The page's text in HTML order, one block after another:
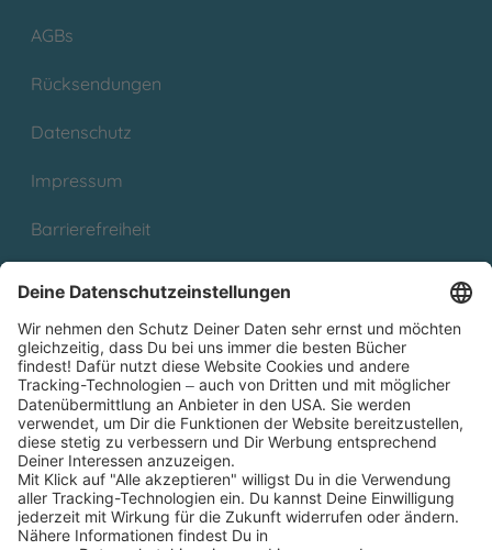
AGBs
Rücksendungen
Datenschutz
Impressum
Barrierefreiheit
Partnerprogramm (Affiliate)
Folge uns auf
* Versandkostenfrei ab 9,00 € Bestellwert innerhalb
Deutschlands